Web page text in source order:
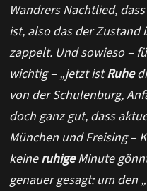
Wandrers Nachtlied,
ist, also das der Zustand
zappelt. Und sowieso –
wichtig – „jetzt istRuhe
von der Schulenburg,
doch ganz gut, dass
München und Freising –
keineruhigeMinute
genauer gesagt: um den